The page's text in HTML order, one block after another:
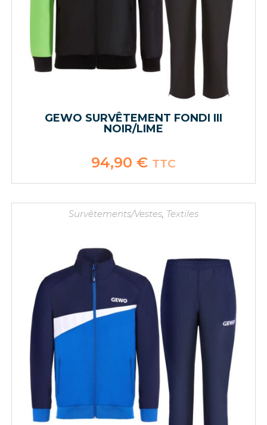
GEWO SURVÊTEMENT FONDI III
NOIR/LIME
94,90 € TTC
Survêtements/Vestes, Textiles